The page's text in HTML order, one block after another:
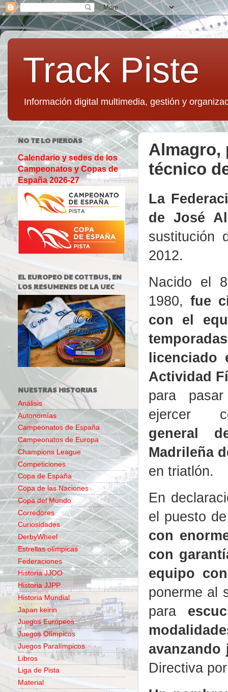
Track Piste
Información digital multimedia, gestión y
Almagro,
técnico
La
de José
sustitución
2012.
Nacido el
1980,fue
con el
licenciado
Actividad
para
ejercer
general
Madrileña
en triatlón.
En
el puesto
con
con
equipo
ponerme al
para
avanzando
Directiva
NO TE LO PIERDAS
Calendario y sedes de los
Campeonatos y Copas de
España 2026-27
EL EUROPEO DE COTTBUS, EN
LOS RESUMENES DE LA UEC
NUESTRAS HISTORIAS
Análisis
Autonomías
Campeonatos de España
Campeonatos de Europa
Champions League
Competiciones
Copa de España
Copa de las Naciones
Copa del Mundo
Corredores
Curiosidades
DerbyWheel
Estrellas olímpicas
Federaciones
Historia JJOO
Historia JJPP
Historia Mundial
Japan keirin
Juegos Europeos
Juegos Olímpicos
Juegos Paralímpicos
Libros
Liga de Pista
Material